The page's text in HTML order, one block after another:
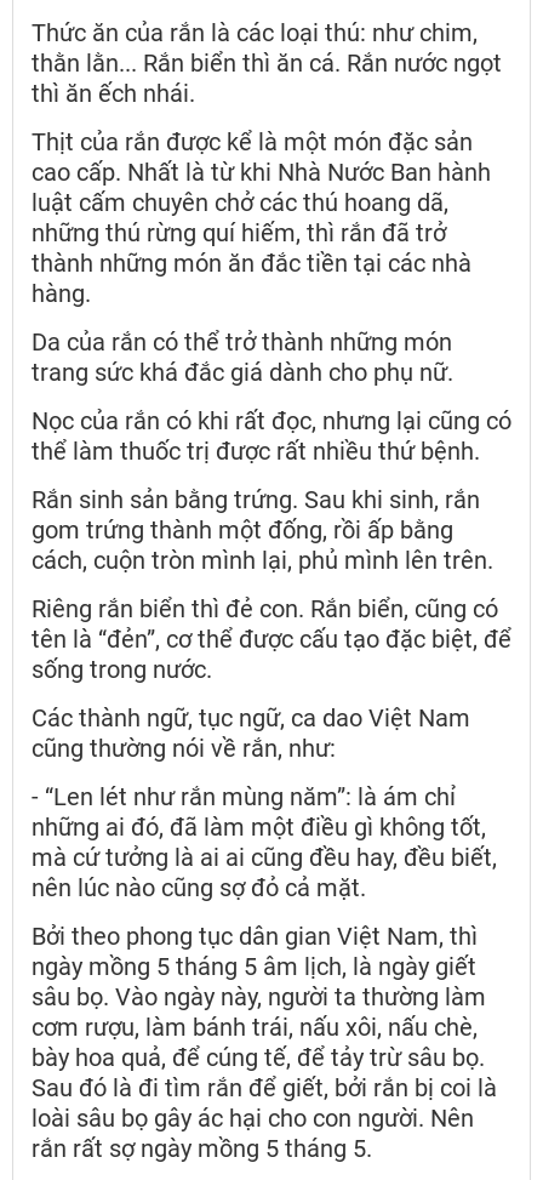
Thức ăn của rắn là các loại thú: như chim,
thằn lằn... Rắn biển thì ăn cá. Rắn nước ngọt
thì ăn ếch nhái.
Thịt của rắn được kể là một món đặc sản
cao cấp. Nhất là từ khi Nhà Nước Ban hành
luật cấm chuyên chở các thú hoang dã,
những thú rừng quí hiếm, thì rắn đã trở
thành những món ăn đắc tiền tại các nhà
hàng.
Da của rắn có thể trở thành những món
trang sức khá đắc giá dành cho phụ nữ.
Nọc của rắn có khi rất đọc, nhưng lại cũng có
thể làm thuốc trị được rất nhiều thứ bệnh.
Rắn sinh sản bằng trứng. Sau khi sinh, rắn
gom trứng thành một đống, rồi ấp bằng
cách, cuộn tròn mình lại, phủ mình lên trên.
Riêng rắn biển thì đẻ con. Rắn biển, cũng có
tên là “đẻn”, cơ thể được cấu tạo đặc biệt, để
sống trong nước.
Các thành ngữ, tục ngữ, ca dao Việt Nam
cũng thường nói về rắn, như:
- “Len lét như rắn mùng năm”: là ám chỉ
những ai đó, đã làm một điều gì không tốt,
mà cứ tưởng là ai ai cũng đều hay, đều biết,
nên lúc nào cũng sợ đỏ cả mặt.
Bởi theo phong tục dân gian Việt Nam, thì
ngày mồng 5 tháng 5 âm lịch, là ngày giết
sâu bọ. Vào ngày này, người ta thường làm
cơm rượu, làm bánh trái, nấu xôi, nấu chè,
bày hoa quả, để cúng tế, để tảy trừ sâu bọ.
Sau đó là đi tìm rắn để giết, bởi rắn bị coi là
loài sâu bọ gây ác hại cho con người. Nên
rắn rất sợ ngày mồng 5 tháng 5.